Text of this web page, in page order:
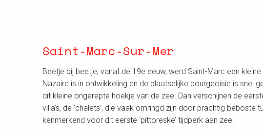
Saint-Marc-Sur-Mer
Beetje bij beetje, vanaf de 19e eeuw, werd Saint-Marc een
Nazaire is in ontwikkeling en de plaatselijke bourgeoisie is snel
dit kleine ongerepte hoekje van de zee. Dan verschijnen de
villa’s, de ‘chalets’, die vaak omringd zijn door prachtig beboste
kenmerkend voor dit eerste ‘pittoreske’ tijdperk aan zee.